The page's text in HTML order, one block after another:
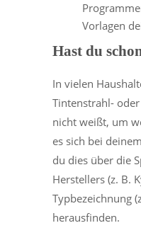
Vorlagen
Hast du
In vielen
Tintenstrahl-
nicht weißt, um
es sich bei
du dies über die
Herstellers (z. B.
Typbezeichnung
herausfinden.